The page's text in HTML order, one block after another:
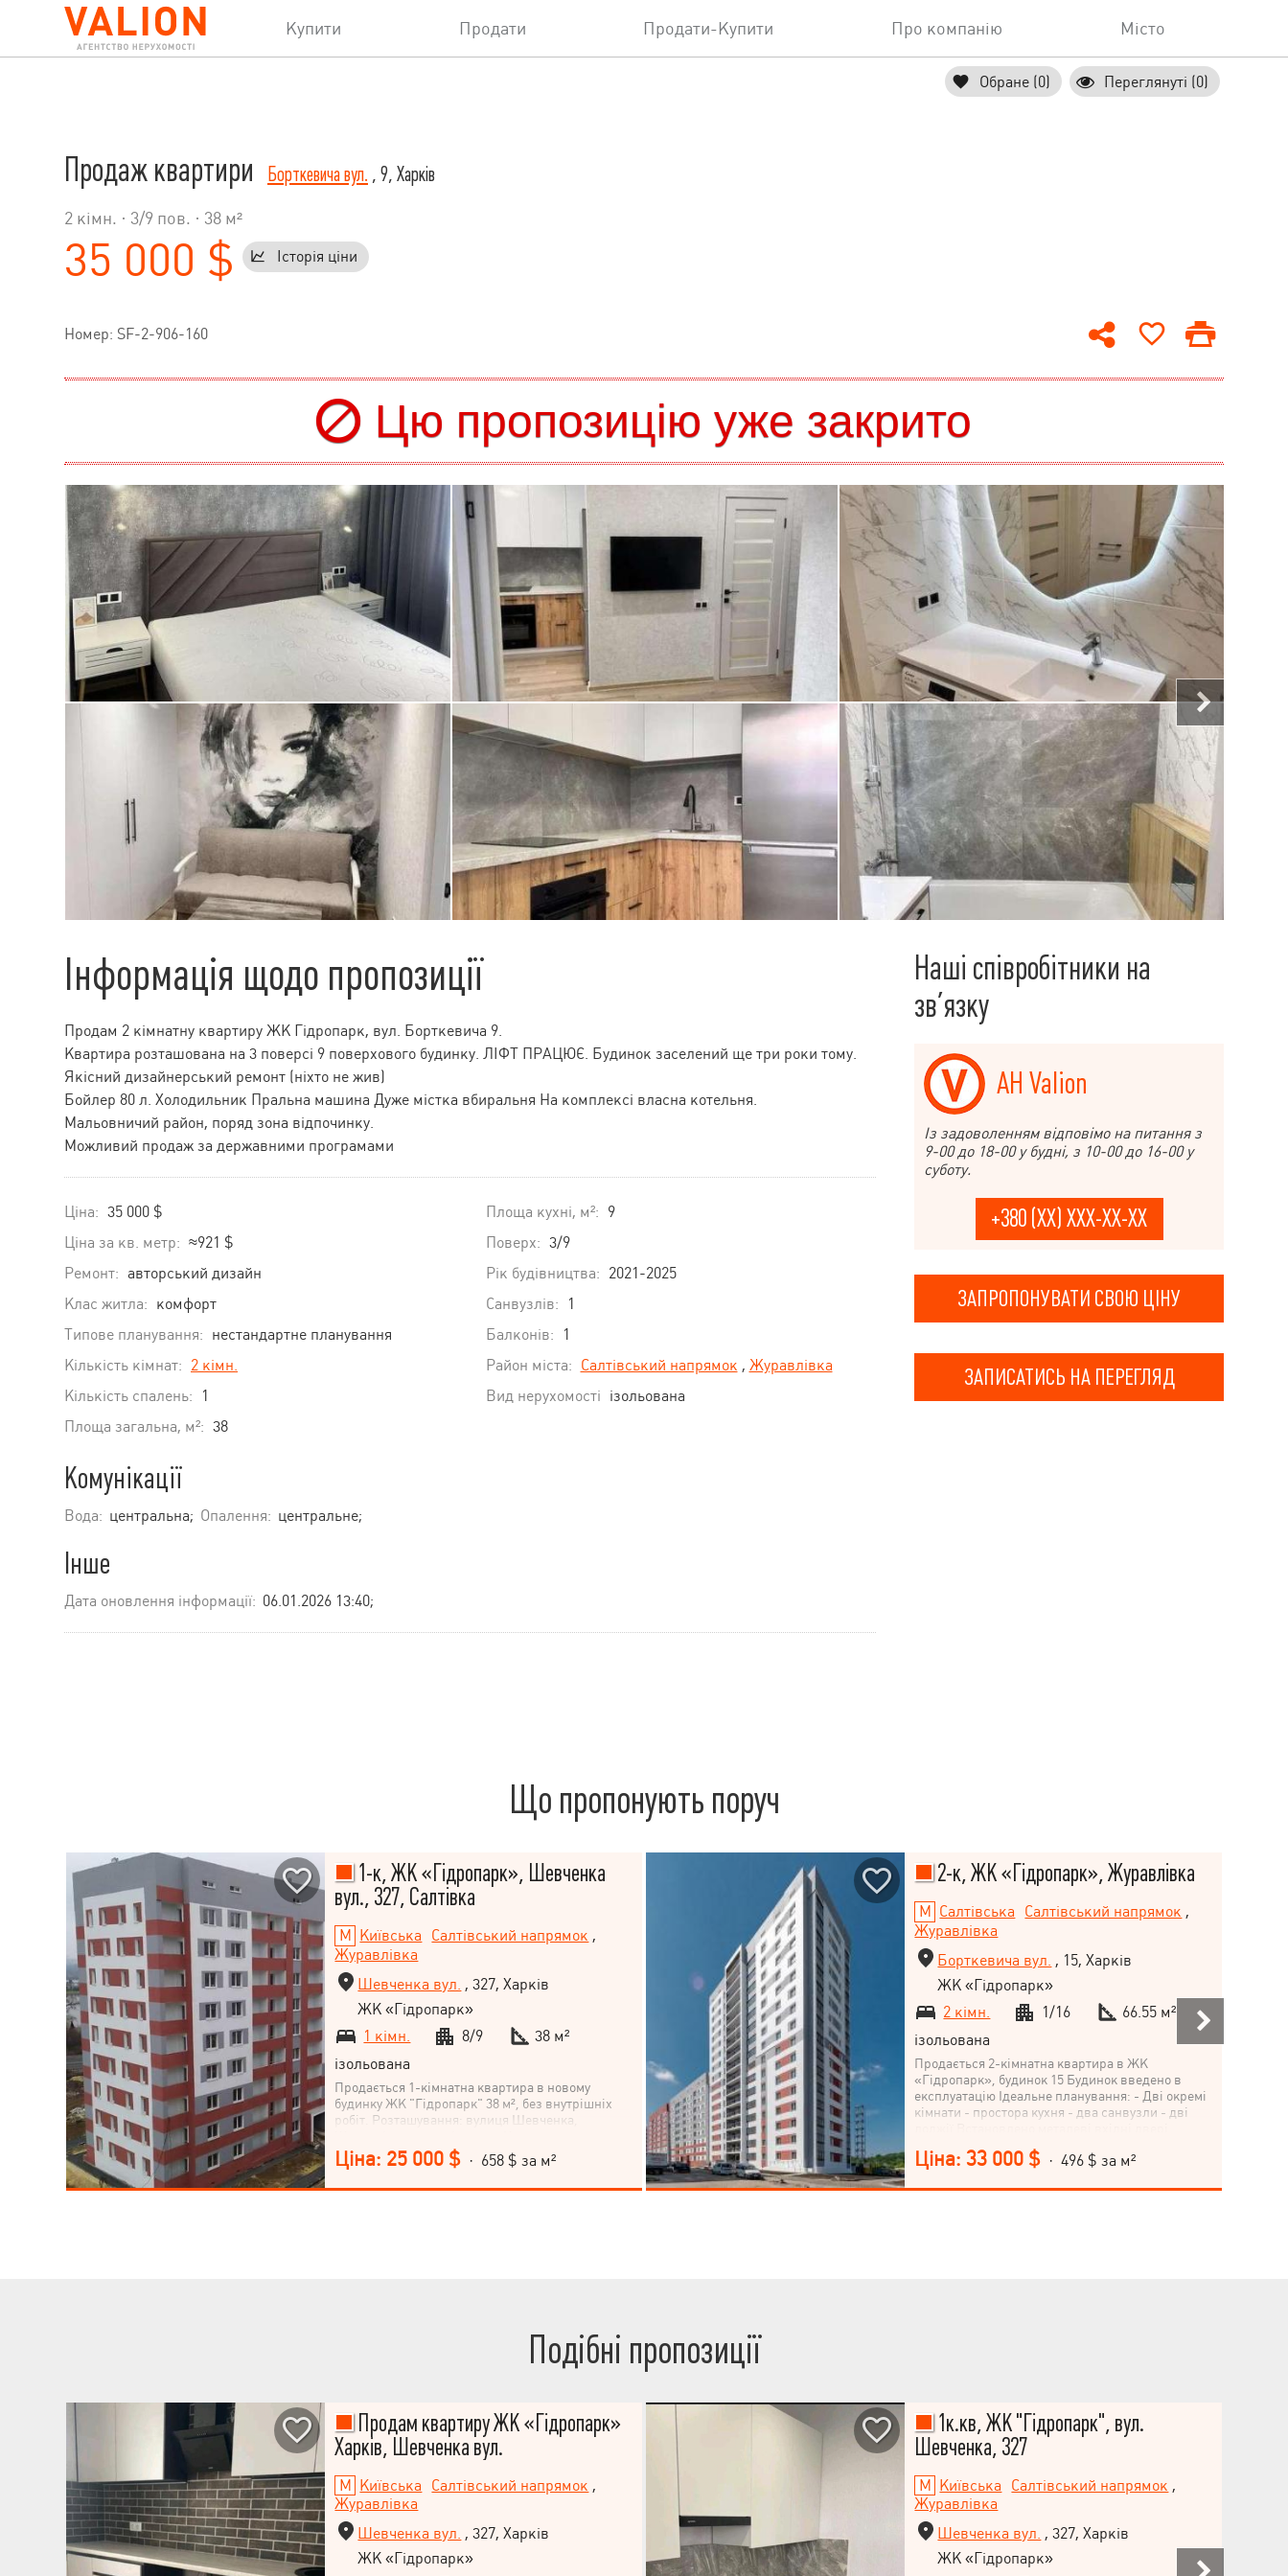
Купити Продати Продати-Купити Про компанію Місто
Обране (0) Переглянуті (0)
Продаж квартири Борткевича вул. , 9, Харків
2 кімн. · 3/9 пов. · 38 м²
35 000 $ Історія ціни
Номер: SF-2-906-160
Цю пропозицію уже закрито
Інформація щодо пропозиції
Продам 2 кімнатну квартиру ЖК Гідропарк, вул. Борткевича 9.
Квартира розташована на 3 поверсі 9 поверхового будинку. ЛІФТ ПРАЦЮЄ. Будинок заселений ще три роки тому.
Якісний дизайнерський ремонт (ніхто не жив)
Бойлер 80 л. Холодильник Пральна машина Дуже містка вбиральня На комплексі власна котельня.
Мальовничий район, поряд зона відпочинку.
Можливий продаж за державними програмами
Ціна: 35 000 $
Ціна за кв. метр: ≈921 $
Ремонт: авторський дизайн
Клас житла: комфорт
Типове планування: нестандартне планування
Кількість кімнат: 2 кімн.
Кількість спалень:
1
Площа загальна, м²: 38
Площа кухні, м²: 9
Поверх: 3/9
Рік будівництва: 2021-2025
Санвузлів:
1
Балконів:
1
Район міста: Салтівський напрямок , Журавлівка
Вид нерухомості ізольована
Комунікації
Вода: центральна; Опалення: центральне;
Інше
Дата оновлення інформації: 06.01.2026 13:40;
Наші співробітники на
зв’язку
АН Valion
Із задоволенням відповімо на питання з
9-00 до 18-00 у будні, з 10-00 до 16-00 у
суботу.
+380 (XX) XXX-XX-XX
ЗАПРОПОНУВАТИ СВОЮ ЦІНУ
ЗАПИСАТИСЬ НА ПЕРЕГЛЯД
Що пропонують поруч
1-к, ЖК «Гідропарк», Шевченка
вул., 327, Салтівка
Київська Салтівський напрямок ,
Журавлівка
Шевченка вул. , 327, Харків
ЖК «Гідропарк»
1 кімн.
8/9
38 м²
ізольована
Продається 1-кімнатна квартира в новому
будинку ЖК "Гідропарк" 38 м², без внутрішніх
робіт. Розташування: вулиця Шевченка,
спальному мікрорайоні. Квартира розташована
на 8 поверсі 9-поверхового будинку. Житловий
комплекс "Гідропарк" відноситься до економ-
Ціна: 25 000 $ · 658 $ за м²
2-к, ЖК «Гідропарк», Журавлівка
Салтівська Салтівський напрямок ,
Журавлівка
Борткевича вул. , 15, Харків
ЖК «Гідропарк»
2 кімн.
1/16
66.55 м²
ізольована
Продається 2-кімнатна квартира в ЖК
«Гідропарк», будинок 15 Будинок введено в
експлуатацію Ідеальне планування: - Дві окремі
кімнати - простора кухня - два санвузли - дві
розводка опалення з радіаторами Лічильник
територія Дитячі та спортивні майданчики Зони
Ціна: 33 000 $ · 496 $ за м²
Подібні пропозиції
Продам квартиру ЖК «Гідропарк»
Харків, Шевченка вул.
Київська Салтівський напрямок ,
Журавлівка
Шевченка вул. , 327, Харків
ЖК «Гідропарк»
1к.кв, ЖК "Гідропарк", вул.
Шевченка, 327
Київська Салтівський напрямок ,
Журавлівка
Шевченка вул. , 327, Харків
ЖК «Гідропарк»